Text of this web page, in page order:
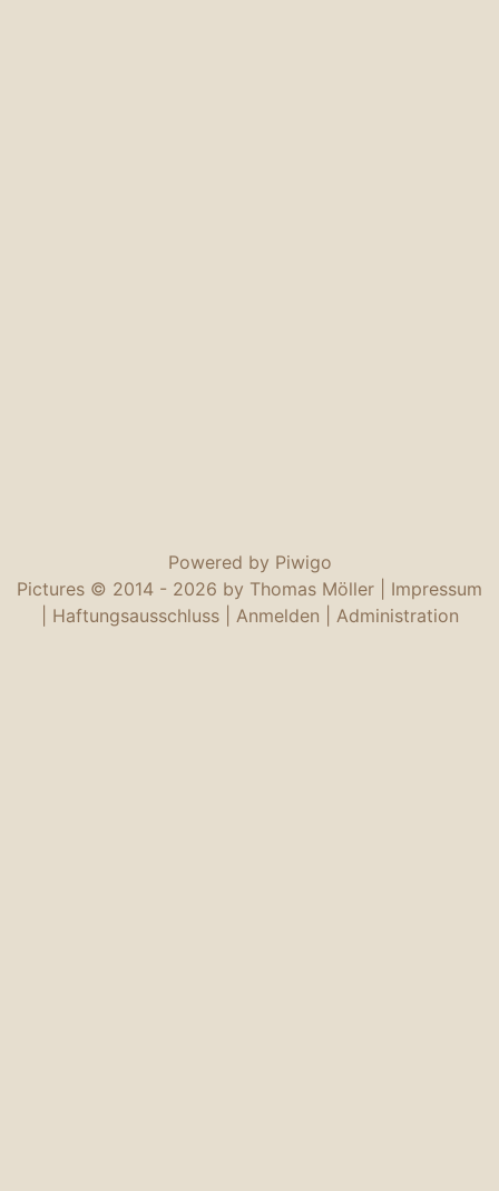
Powered by Piwigo
Pictures © 2014 - 2026 by Thomas Möller | Impressum
Haftungsausschluss| Anmelden Administration